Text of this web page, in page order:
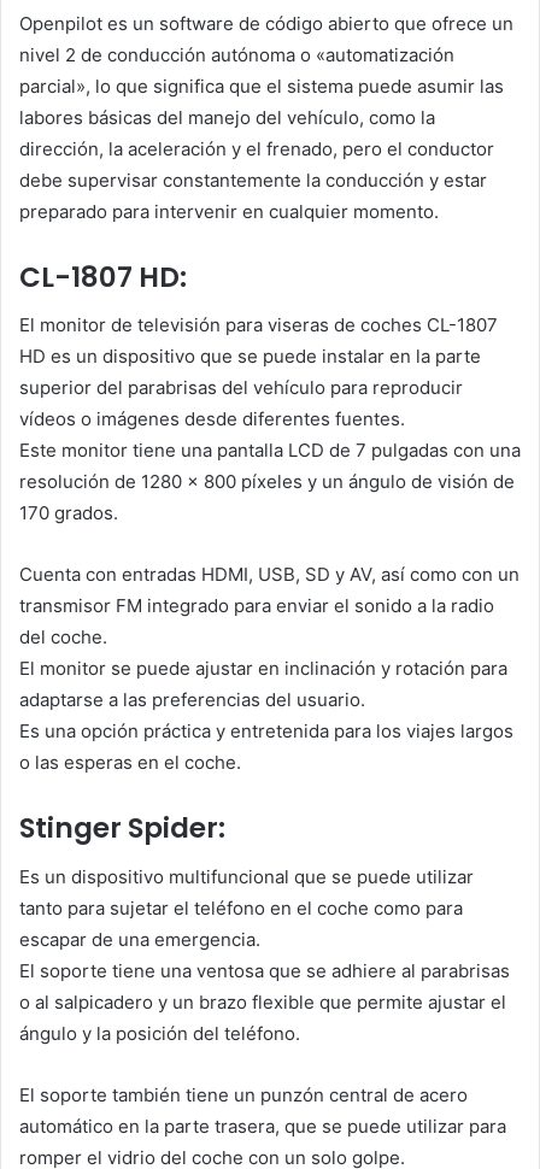
Openpilot es un software de código abierto que ofrece un
nivel 2 de conducción autónoma o «automatización
parcial», lo que significa que el sistema puede asumir las
labores básicas del manejo del vehículo, como la
dirección, la aceleración y el frenado, pero el conductor
debe supervisar constantemente la conducción y estar
preparado para intervenir en cualquier momento.
CL-1807 HD:
El monitor de televisión para viseras de coches CL-1807
HD es un dispositivo que se puede instalar en la parte
superior del parabrisas del vehículo para reproducir
vídeos o imágenes desde diferentes fuentes.
Este monitor tiene una pantalla LCD de 7 pulgadas con una
resolución de 1280 x 800 píxeles y un ángulo de visión de
170 grados.
Cuenta con entradas HDMI, USB, SD y AV, así como con un
transmisor FM integrado para enviar el sonido a la radio
del coche.
El monitor se puede ajustar en inclinación y rotación para
adaptarse a las preferencias del usuario.
Es una opción práctica y entretenida para los viajes largos
o las esperas en el coche.
Stinger Spider:
Es un dispositivo multifuncional que se puede utilizar
tanto para sujetar el teléfono en el coche como para
escapar de una emergencia.
El soporte tiene una ventosa que se adhiere al parabrisas
o al salpicadero y un brazo flexible que permite ajustar el
ángulo y la posición del teléfono.
El soporte también tiene un punzón central de acero
automático en la parte trasera, que se puede utilizar para
romper el vidrio del coche con un solo golpe.